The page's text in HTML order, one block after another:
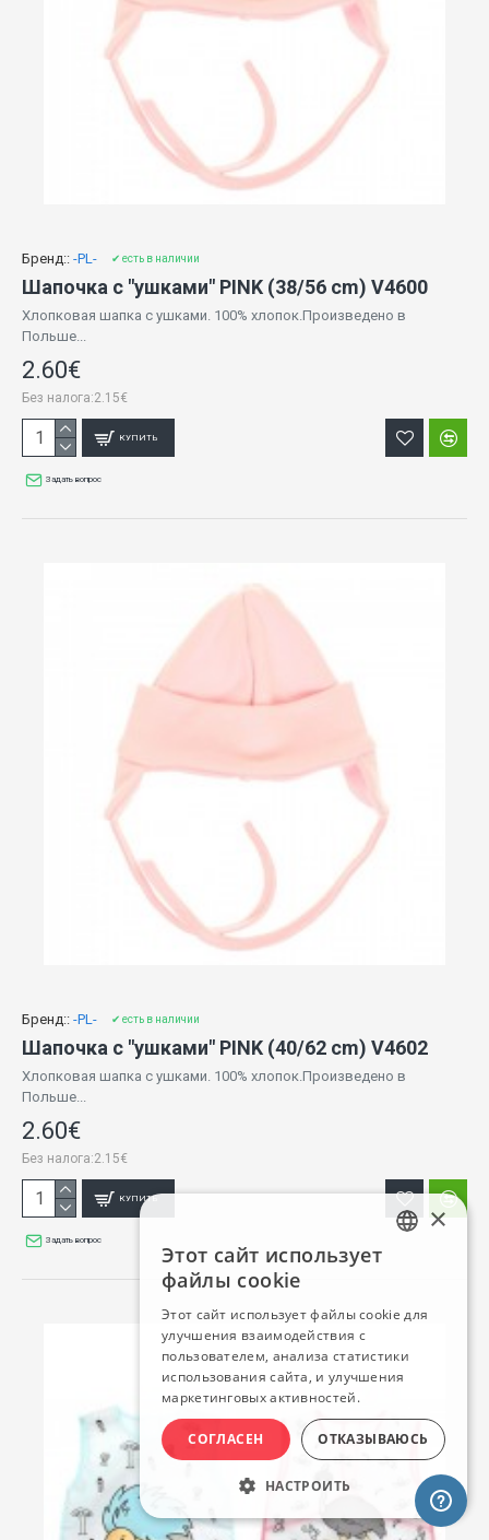
Бренд:: -PL- ✔ есть в наличии
Шапочка с "ушками" PINK (38/56 cm) V4600
Хлопковая шапка с ушками. 100% хлопок.Произведено в
Польше...
2.60€
Без налога:2.15€
КУПИТЬ
Задать вопрос
Бренд:: -PL- ✔ есть в наличии
Шапочка с "ушками" PINK (40/62 cm) V4602
Хлопковая шапка с ушками. 100% хлопок.Произведено в
Польше...
2.60€
Без налога:2.15€
КУПИТЬ
Задать вопрос
×
Этот сайт использует
файлы cookie
Этот сайт использует файлы cookie для
улучшения взаимодействия с
пользователем, анализа статистики
использования сайта, и улучшения
маркетинговых активностей.
СОГЛАСЕН ОТКАЗЫВАЮСЬ
НАСТРОИТЬ